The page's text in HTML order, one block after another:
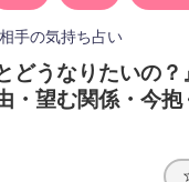
相手の気持ち占い
どうなりたいの
・望む関係・今